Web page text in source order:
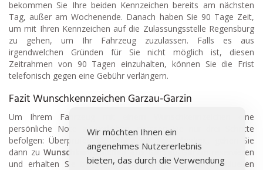
bekommen Sie Ihre beiden Kennzeichen bereits am nächsten
Tag, außer am Wochenende. Danach haben Sie 90 Tage Zeit,
um mit Ihren Kennzeichen auf die Zulassungsstelle Regensburg
zu gehen, um Ihr Fahrzeug zuzulassen. Falls es aus
irgendwelchen Gründen für Sie nicht möglich ist, diesen
Zeitrahmen von 90 Tagen einzuhalten, können Sie die Frist
telefonisch gegen eine Gebühr verlängern.
Fazit Wunschkennzeichen Garzau-Garzin
Um Ihrem Fahrzeug mit einem Wunschkennzeichen eine
persönliche Note zu verleihen, müssen Sie nur drei Schritte
befolgen: Überprüfen Sie online die Verfügbarkeit, gehen Sie
dann zu Wunschkennzeichen aus Garzau-Garzin
reservieren
und erhalten Sie bereits am nächsten Tag Ihre individuellen
Wir möchten Ihnen ein
angenehmes Nutzererlebnis
bieten, das durch die Verwendung